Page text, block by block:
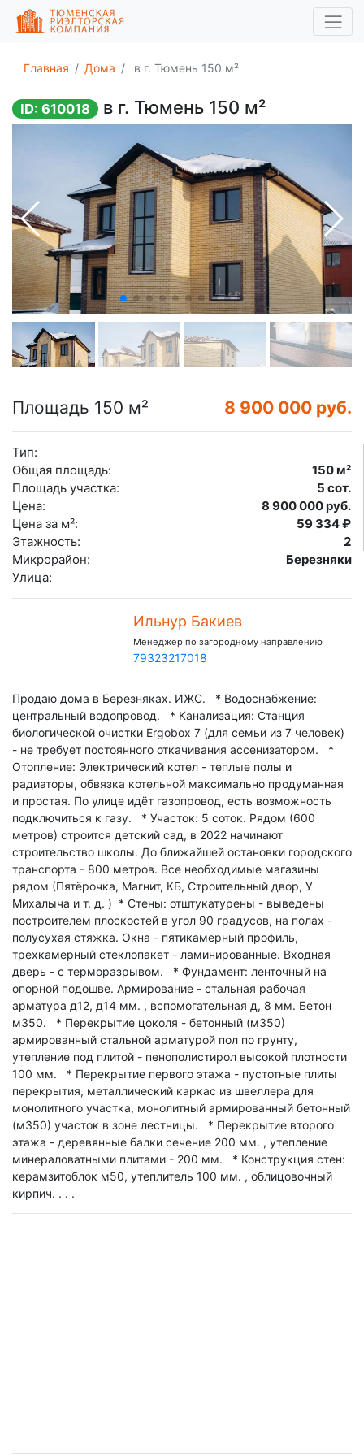
Главная Дома в г. Тюмень 150 м²
ID: 610018 в г. Тюмень 150 м²
Площадь 150 м² 8 900 000 руб.
Тип:
Общая площадь:
150 м²
Площадь участка:
5 сот.
Цена:
8 900 000 руб.
Цена за м²:
59 334 ₽
Этажность:
2
Микрорайон:
Березняки
Улица:
Ильнур Бакиев
Менеджер по загородному направлению
79323217018
Продаю дома в Березняках. ИЖС. * Водоснабжение:
центральный водопровод. * Канализация: Станция
биологической очистки Ergоbох 7 (для семьи из 7 человек)
- не требует постоянного откачивания ассенизатором. *
Отопление: Электрический котел - теплые полы и
радиаторы, обвязка котельной максимально продуманная
и простая. По улице идёт газопровод, есть возможность
подключиться к газу. * Участок: 5 соток. Рядом (600
метров) строится детский сад, в 2022 начинают
строительство школы. До ближайшей остановки городского
транспорта - 800 метров. Все необходимые магазины
рядом (Пятёрочка, Магнит, КБ, Строительный двор, У
Михалыча и т. д. ) * Стены: отштукатурены - выведены
построителем плоскостей в угол 90 градусов, на полах -
полусухая стяжка. Окна - пятикамерный профиль,
трехкамерный стеклопакет - ламинированные. Входная
дверь - с терморазрывом. * Фундамент: ленточный на
опорной подошве. Армирование - стальная рабочая
арматура д12, д14 мм. , вспомогательная д, 8 мм. Бетон
м350. * Перекрытие цоколя - бетонный (м350)
армированный стальной арматурой пол по грунту,
утепление под плитой - пенополистирол высокой плотности
100 мм. * Перекрытие первого этажа - пустотные плиты
перекрытия, металлический каркас из швеллера для
монолитного участка, монолитный армированный бетонный
(м350) участок в зоне лестницы. * Перекрытие второго
этажа - деревянные балки сечение 200 мм. , утепление
минераловатными плитами - 200 мм. * Конструкция стен:
керамзитоблок м50, утеплитель 100 мм. , облицовочный
кирпич. . . .